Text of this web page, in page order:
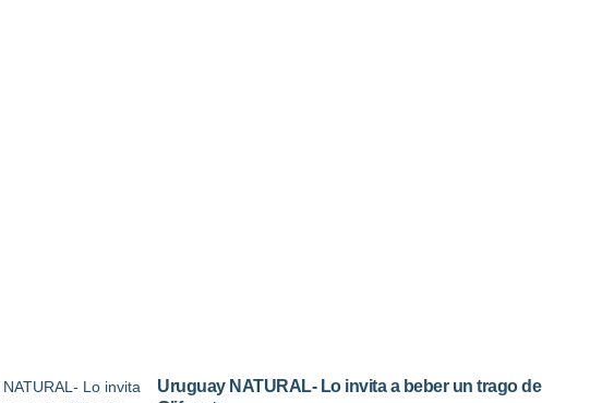
Uruguay NATURAL- Lo invita a beber un trago de